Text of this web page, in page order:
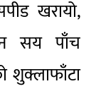
खरायो,
सय पाँच
शुक्लाफाँटा